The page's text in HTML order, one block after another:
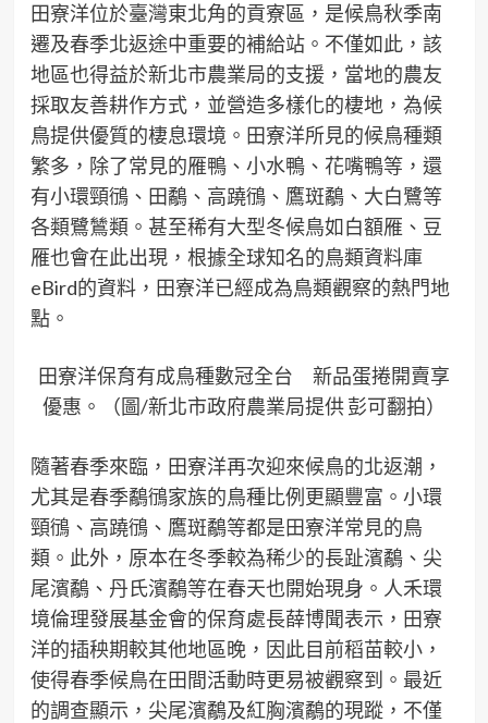
田寮洋位於臺灣東北角的貢寮區，是候鳥秋季南
遷及春季北返途中重要的補給站。不僅如此，該
地區也得益於新北市農業局的支援，當地的農友
採取友善耕作方式，並營造多樣化的棲地，為候
鳥提供優質的棲息環境。田寮洋所見的候鳥種類
繁多，除了常見的雁鴨、小水鴨、花嘴鴨等，還
有小環頸鴴、田鷸、高蹺鴴、鷹斑鷸、大白鷺等
各類鷺鷥類。甚至稀有大型冬候鳥如白額雁、豆
雁也會在此出現，根據全球知名的鳥類資料庫
eBird的資料，田寮洋已經成為鳥類觀察的熱門地
點。
田寮洋保育有成鳥種數冠全台 新品蛋捲開賣享
優惠。（圖/新北市政府農業局提供 彭可翻拍）
隨著春季來臨，田寮洋再次迎來候鳥的北返潮，
尤其是春季鷸鴴家族的鳥種比例更顯豐富。小環
頸鴴、高蹺鴴、鷹斑鷸等都是田寮洋常見的鳥
類。此外，原本在冬季較為稀少的長趾濱鷸、尖
尾濱鷸、丹氏濱鷸等在春天也開始現身。人禾環
境倫理發展基金會的保育處長薛博聞表示，田寮
洋的插秧期較其他地區晚，因此目前稻苗較小，
使得春季候鳥在田間活動時更易被觀察到。最近
的調查顯示，尖尾濱鷸及紅胸濱鷸的現蹤，不僅